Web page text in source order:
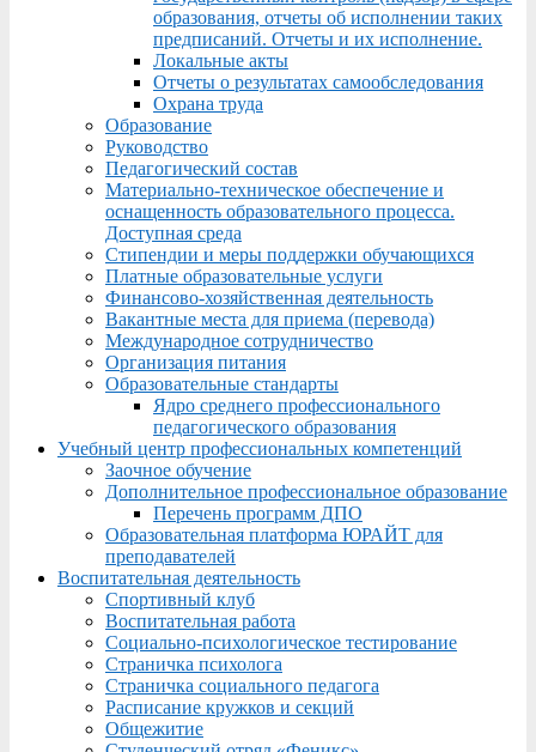
образования, отчеты об исполнении таких
предписаний. Отчеты и их исполнение.
Локальные акты
Отчеты о результатах самообследования
Охрана труда
Образование
Руководство
Педагогический состав
Материально-техническое обеспечение и
оснащенность образовательного процесса.
Доступная среда
Стипендии и меры поддержки обучающихся
Платные образовательные услуги
Финансово-хозяйственная деятельность
Вакантные места для приема (перевода)
Международное сотрудничество
Организация питания
Образовательные стандарты
Ядро среднего профессионального
педагогического образования
Учебный центр профессиональных компетенций
Заочное обучение
Дополнительное профессиональное образование
Перечень программ ДПО
Образовательная платформа ЮРАЙТ для
преподавателей
Воспитательная деятельность
Спортивный клуб
Воспитательная работа
Социально-психологическое тестирование
Страничка психолога
Страничка социального педагога
Расписание кружков и секций
Общежитие